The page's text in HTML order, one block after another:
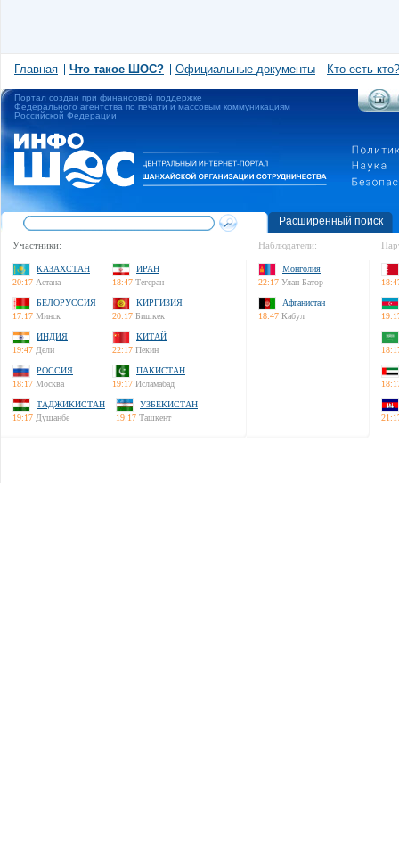
Главная Что такое ШОС? Официальные документы Кто есть кто?
Портал создан при финансовой поддержке
Федерального агентства по печати и массовым коммуникациям
Российской Федерации
Расширенный поиск
Участники:
КАЗАХСТАН
20:17 Астана
ИРАН
18:47 Тегеран
БЕЛОРУССИЯ
17:17 Минск
КИРГИЗИЯ
20:17 Бишкек
ИНДИЯ
19:47 Дели
КИТАЙ
22:17 Пекин
РОССИЯ
18:17 Москва
ПАКИСТАН
19:17 Исламабад
ТАДЖИКИСТАН
19:17 Душанбе
УЗБЕКИСТАН
19:17 Ташкент
Наблюдатели:
Монголия
22:17 Улан-Батор
Афганистан
18:47 Кабул